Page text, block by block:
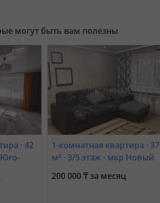
могут быть вам полезны
· 42
Юго-
1-комнатная квартира · 37
м² · 3/5 этаж · мкр Новый
Город, Назарбаева 19а
200 000 ₸ за месяц